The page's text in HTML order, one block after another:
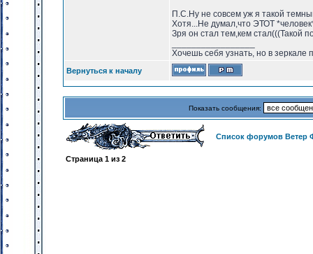
П.С.Ну не совсем уж я такой
Хотя...Не думал,что ЭТОТ
Зря он стал тем,кем стал(((Такой
Хочешь себя узнать, но в зеркале
Вернуться к началу
Показать сообщения:
Список форумов Ветер
Страница 1 из 2